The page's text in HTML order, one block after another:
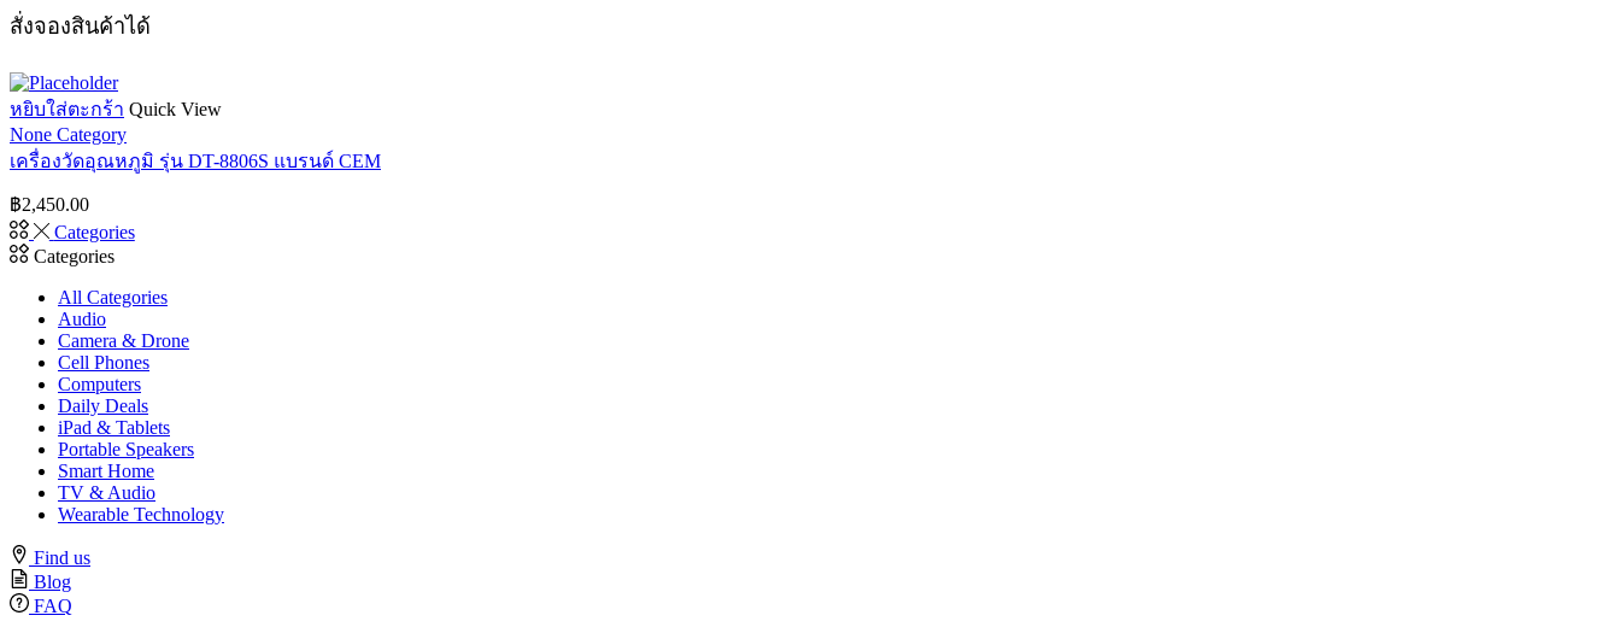
สั่งจองสินค้าได้
หยิบใส่ตะกร้า Quick View
None Category
เครื่องวัดอุณหภูมิ รุ่น DT-8806S แบรนด์ CEM
฿2,450.00
Categories
Categories
All Categories
Audio
Camera & Drone
Cell Phones
Computers
Daily Deals
iPad & Tablets
Portable Speakers
Smart Home
TV & Audio
Wearable Technology
Find us
Blog
FAQ